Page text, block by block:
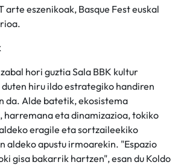
arte eszenikoak, Basque Fest euskal
hori guztia Sala BBK kultur
hiru ildo estrategiko handiren
da. Alde batetik, ekosistema
harremana eta dinamizazioa, tokiko
eragile eta sortzaileekiko
aldeko apustu irmoarekin. "Espazio
gisa bakarrik hartzen", esan du Koldo